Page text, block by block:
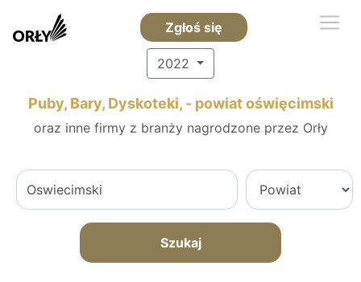
Zgłoś się
2022
Puby, Bary, Dyskoteki, - powiat oświęcimski
oraz inne firmy z branży nagrodzone przez Orły
Szukaj